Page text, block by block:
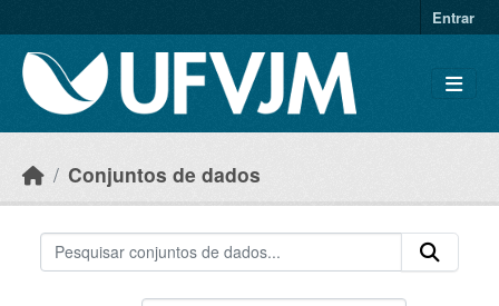
Entrar
Conjuntos de dados